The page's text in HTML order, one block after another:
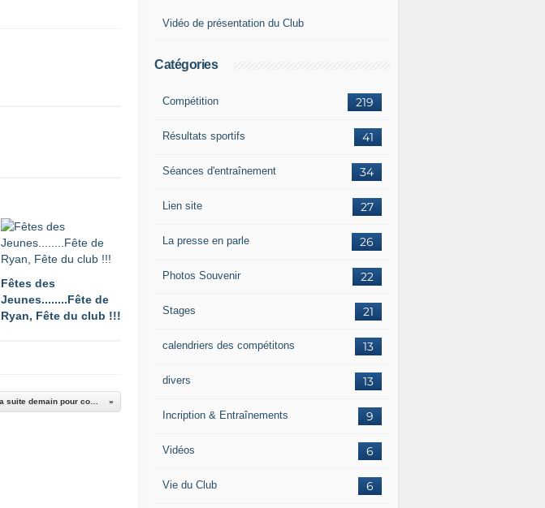
Fêtes des
Jeunes........Fête de
Ryan, Fête du club !!!
Vidéo de présentation du Club
Catégories
219
Compétition
41
Résultats sportifs
34
Séances d'entraînement
27
Lien site
26
La presse en parle
22
Photos Souvenir
21
Stages
13
calendriers des compétitons
13
divers
9
Incription & Entraînements
6
Vidéos
6
Vie du Club